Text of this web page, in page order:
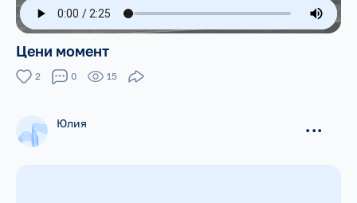
Цени момент
2 0 15
Юлия ...